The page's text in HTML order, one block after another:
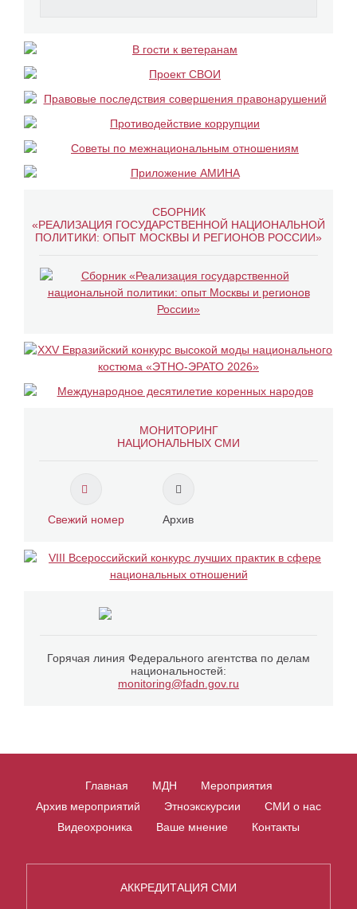
СБОРНИК
«РЕАЛИЗАЦИЯ ГОСУДАРСТВЕННОЙ НАЦИОНАЛЬНОЙ
ПОЛИТИКИ: ОПЫТ МОСКВЫ И РЕГИОНОВ РОССИИ»
МОНИТОРИНГ
НАЦИОНАЛЬНЫХ СМИ
Свежий номер Архив
Горячая линия Федерального агентства по делам
национальностей:
monitoring@fadn.gov.ru
Главная МДН
Мероприятия
Архив мероприятий
Этноэкскурсии
СМИ о нас
Видеохроника
Ваше мнение Контакты
АККРЕДИТАЦИЯ СМИ